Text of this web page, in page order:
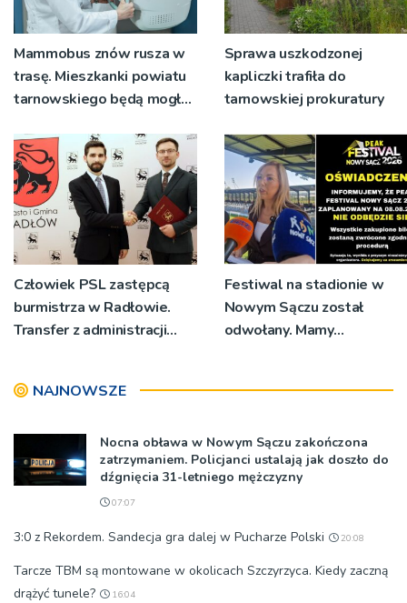
Mammobus znów rusza w
trasę. Mieszkanki powiatu
tarnowskiego będą mogły
badania
Sprawa uszkodzonej
kapliczki trafiła do
tarnowskiej prokuratury
Człowiek PSL zastępcą
burmistrza w Radłowie.
Transfer z administracji
Festiwal na stadionie w
Nowym Sączu został
odwołany. Mamy
NAJNOWSZE
Nocna obława w Nowym Sączu zakończona
zatrzymaniem. Policjanci ustalają jak doszło do
dźgnięcia 31-letniego mężczyzny
07:07
3:0 z Rekordem. Sandecja gra dalej w Pucharze Polski 20:08
Tarcze TBM są montowane w okolicach Szczyrzyca. Kiedy zaczną
drążyć tunele?
16:04